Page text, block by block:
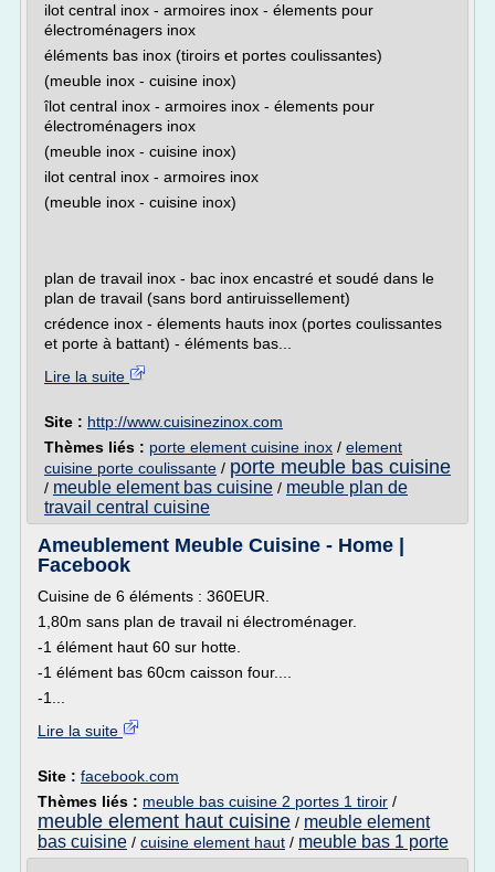
ilot central inox - armoires inox - élements pour
électroménagers inox
éléments bas inox (tiroirs et portes coulissantes)
(meuble inox - cuisine inox)
îlot central inox - armoires inox - élements pour
électroménagers inox
(meuble inox - cuisine inox)
ilot central inox - armoires inox
(meuble inox - cuisine inox)
plan de travail inox - bac inox encastré et soudé dans le
plan de travail (sans bord antiruissellement)
crédence inox - élements hauts inox (portes coulissantes
et porte à battant) - éléments bas...
Lire la suite
Site : http://www.cuisinezinox.com
Thèmes liés : porte element cuisine inox / element
cuisine porte coulissante / porte meuble bas cuisine
/ meuble element bas cuisine / meuble plan de
travail central cuisine
Ameublement Meuble Cuisine - Home |
Facebook
Cuisine de 6 éléments : 360EUR.
1,80m sans plan de travail ni électroménager.
-1 élément haut 60 sur hotte.
-1 élément bas 60cm caisson four....
-1...
Lire la suite
Site : facebook.com
Thèmes liés : meuble bas cuisine 2 portes 1 tiroir /
meuble element haut cuisine / meuble element
bas cuisine / cuisine element haut / meuble bas 1 porte